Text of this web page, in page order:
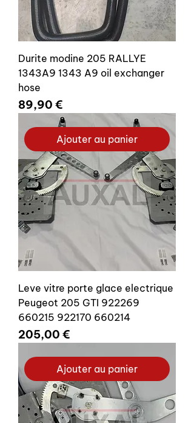
Durite modine 205 RALLYE
1343A9 1343 A9 oil exchanger
hose
Prix
89,90 €
Ajouter au panier
Leve vitre porte glace electrique
Peugeot 205 GTI 922269
660215 922170 660214
Prix
205,00 €
Ajouter au panier